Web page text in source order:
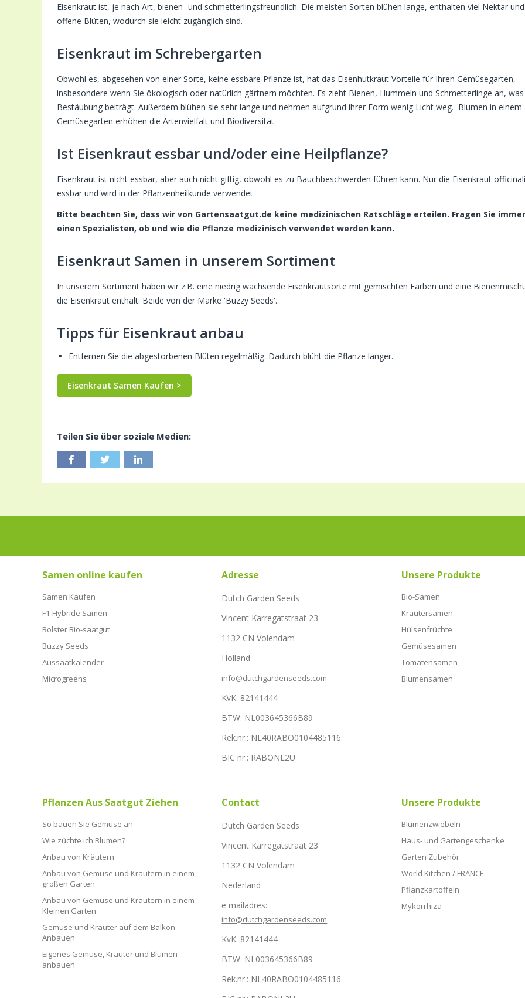
Eisenkraut ist, je nach Art, bienen- und schmetterlingsfreundlich. Die meisten Sorten blühen lange, enthalten viel Nektar
offene Blüten, wodurch sie leicht zugänglich sind.
Eisenkraut im Schrebergarten
Obwohl es, abgesehen von einer Sorte, keine essbare Pflanze ist, hat das Eisenhutkraut Vorteile für Ihren Gemüsegarten,
insbesondere wenn Sie ökologisch oder natürlich gärtnern möchten. Es zieht Bienen, Hummeln und Schmetterlinge an,
Bestäubung beiträgt. Außerdem blühen sie sehr lange und nehmen aufgrund ihrer Form wenig Licht weg. Blumen in einem
Gemüsegarten erhöhen die Artenvielfalt und Biodiversität.
Ist Eisenkraut essbar und/oder eine Heilpflanze?
Eisenkraut ist nicht essbar, aber auch nicht giftig, obwohl es zu Bauchbeschwerden führen kann. Nur die Eisenkraut
essbar und wird in der Pflanzenheilkunde verwendet.
Bitte beachten Sie, dass wir von Gartensaatgut.de keine medizinischen Ratschläge erteilen. Fragen Sie immer
einen Spezialisten, ob und wie die Pflanze medizinisch verwendet werden kann.
Eisenkraut Samen in unserem Sortiment
In unserem Sortiment haben wir z.B. eine niedrig wachsende Eisenkrautsorte mit gemischten Farben und eine
die Eisenkraut enthält. Beide von der Marke 'Buzzy Seeds'.
Tipps für Eisenkraut anbau
Entfernen Sie die abgestorbenen Blüten regelmäßig. Dadurch blüht die Pflanze länger.
Eisenkraut Samen Kaufen >
Teilen Sie über soziale Medien:
Samen online kaufen
Samen Kaufen
F1-Hybride Samen
Bolster Bio-saatgut
Buzzy Seeds
Aussaatkalender
Microgreens
Adresse
Dutch Garden Seeds
Vincent Karregatstraat 23
1132 CN Volendam
Holland
info@dutchgardenseeds.com
KvK: 82141444
BTW: NL003645366B89
Rek.nr.: NL40RABO0104485116
BIC nr.: RABONL2U
Unsere Produkte
Bio-Samen
Kräutersamen
Hülsenfrüchte
Gemüsesamen
Tomatensamen
Blumensamen
Pflanzen Aus Saatgut Ziehen
So bauen Sie Gemüse an
Wie züchte ich Blumen?
Anbau von Kräutern
Anbau von Gemüse und Kräutern in einem
großen Garten
Anbau von Gemüse und Kräutern in einem
Kleinen Garten
Gemüse und Kräuter auf dem Balkon
Anbauen
Eigenes Gemüse, Kräuter und Blumen
anbauen
Contact
Dutch Garden Seeds
Vincent Karregatstraat 23
1132 CN Volendam
Nederland
e mailadres:
info@dutchgardenseeds.com
KvK: 82141444
BTW: NL003645366B89
Rek.nr.: NL40RABO0104485116
Unsere Produkte
Blumenzwiebeln
Haus- und Gartengeschenke
Garten Zubehör
World Kitchen / FRANCE
Pflanzkartoffeln
Mykorrhiza